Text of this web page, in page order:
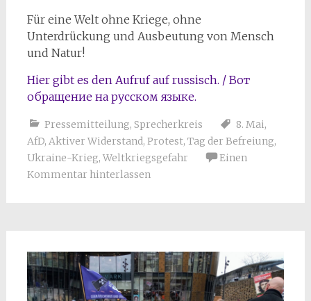
Für eine Welt ohne Kriege, ohne
Unterdrückung und Ausbeutung von Mensch
und Natur!
Hier gibt es den Aufruf auf russisch. / Вот
обращение на русском языке.
Pressemitteilung, Sprecherkreis 8. Mai,
AfD, Aktiver Widerstand, Protest, Tag der Befreiung,
Ukraine-Krieg, Weltkriegsgefahr
Einen
Kommentar hinterlassen